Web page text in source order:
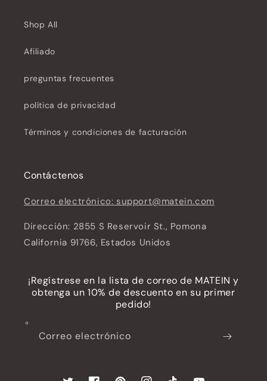
Shop All
Afiliado
preguntas frecuentes
política de privacidad
Términos y condiciones de facturación
Contáctenos
Correo electrónico: support@matein.com
Dirección: 2855 S Reservoir St., Pomona
California 91766, Estados Unidos
¡Regístrese en la lista de correo de MATEIN y
obtenga un 10% de descuento en su primer
pedido!
Correo electrónico